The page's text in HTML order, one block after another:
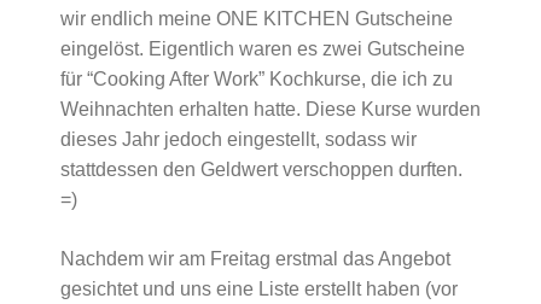
wir endlich meine ONE KITCHEN Gutscheine
eingelöst. Eigentlich waren es zwei Gutscheine
für “Cooking After Work” Kochkurse, die ich zu
Weihnachten erhalten hatte. Diese Kurse wurden
dieses Jahr jedoch eingestellt, sodass wir
stattdessen den Geldwert verschoppen durften.
=)
Nachdem wir am Freitag erstmal das Angebot
gesichtet und uns eine Liste erstellt haben (vor